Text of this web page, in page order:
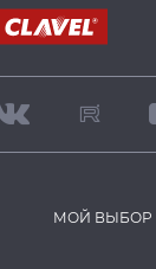
МОЙ ВЫБОР